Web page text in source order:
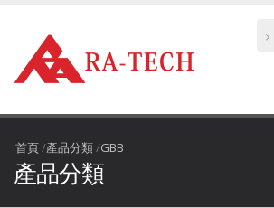
首頁/產品分類/GBB
產品分類